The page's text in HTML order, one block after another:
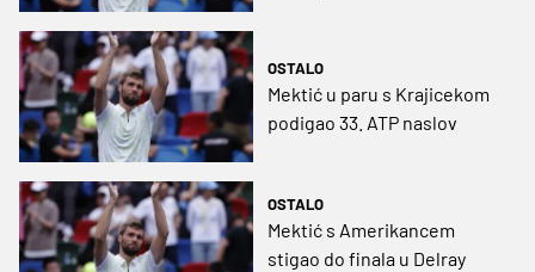
OSTALO
Mektić u paru s Krajicekom
podigao 33. ATP naslov
OSTALO
Mektić s Amerikancem
stigao do finala u Delray